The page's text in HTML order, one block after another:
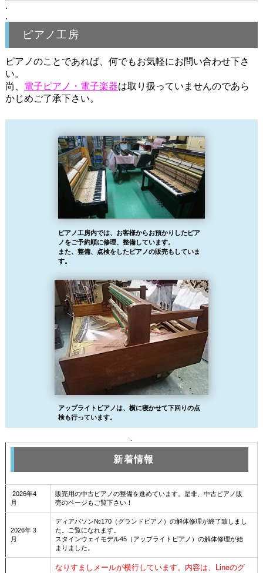
.
.
ピアノ工房
ピアノのことであれば、何でもお気軽にお問い合わせ下さ
い。
尚、 電子ピアノ・電子楽器は取り扱っていませんのであら
かじめご了承下さい。
ピアノ工房内では、お客様からお預かりしたピア
ノをご予約順に修理、整備しています。
また、整備、点検をしたピアノの販売もしていま
す。
アップライトピアノは、横に寝かせて下回りの点
検も行っています。
新着情報
2026年4
月
販売用の中古ピアノの整備を進めています。是非、中古ピアノ販
売のページもご覧下さい！
2026年３
月
ディアパソン№170（グランドピアノ）の解体修理が終了致しまし
た。ご覧になれます。
スタインウェイモデル45（アップライトピアノ）の解体修理が始
まりました。
なりすましメールが横行しています。内容は、Lineのグ